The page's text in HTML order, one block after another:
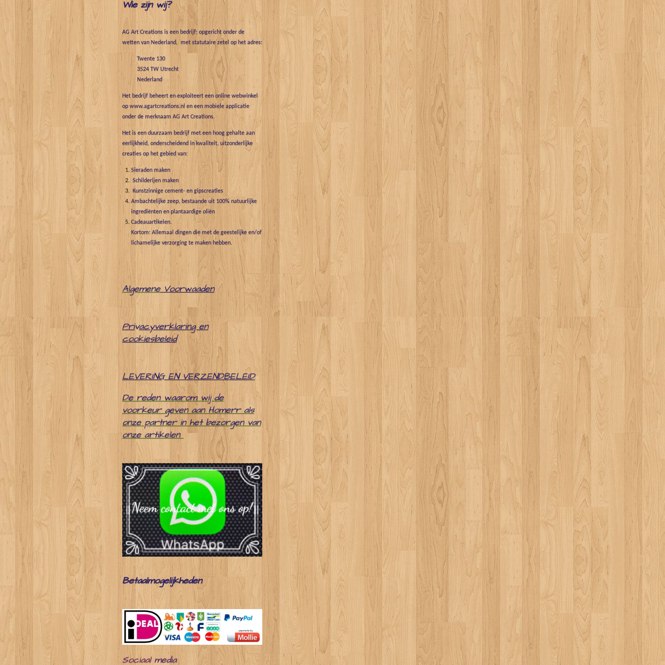
Wie zijn wij?
AG Art Creations is een bedrijf; opgericht onder de
wetten van Nederland, met statutaire zetel op het adres:
Twente 130
3524 TW Utrecht
Nederland
Het bedrijf beheert en exploiteert een online webwinkel
op www.agartcreations.nl en een mobiele applicatie
onder de merknaam AG Art Creations.
Het is een duurzaam bedrijf met een hoog gehalte aan
eerlijkheid, onderscheidend in kwaliteit, uitzonderlijke
creaties op het gebied van:
Sieraden maken
Schilderijen maken
Kunstzinnige cement- en gipscreaties
Ambachtelijke zeep, bestaande uit 100% natuurlijke
ingrediënten en plantaardige oliën
Cadeauartikelen.
Kortom: Allemaal dingen die met de geestelijke en/of
lichamelijke verzorging te maken hebben.
Algemene Voorwaaden
Privacyverklaring en
cookiesbeleid
LEVERING EN VERZENDBELEID
De reden waarom wij de
voorkeur geven aan Homerr als
onze partner in het bezorgen van
onze artikelen
Betaalmogelijkheden
Sociaal media